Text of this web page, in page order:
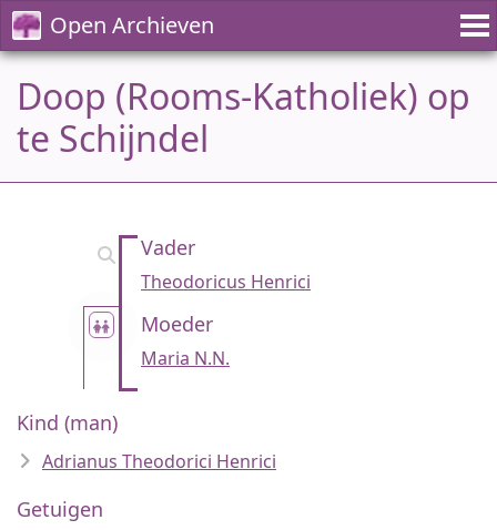
Open Archieven
Doop (Rooms-Katholiek) op
te Schijndel
Vader
Theodoricus Henrici
Moeder
Maria N.N.
Kind (man)
Adrianus Theodorici Henrici
Getuigen